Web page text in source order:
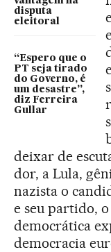
disputa
eleitoral
“Espero que o
PT seja tirado
do Governo, é
um desastre”,
diz Ferreira
Gullar
deixar de
dor, a Lula,
nazista o
e seu partido, o
democrática
democracia